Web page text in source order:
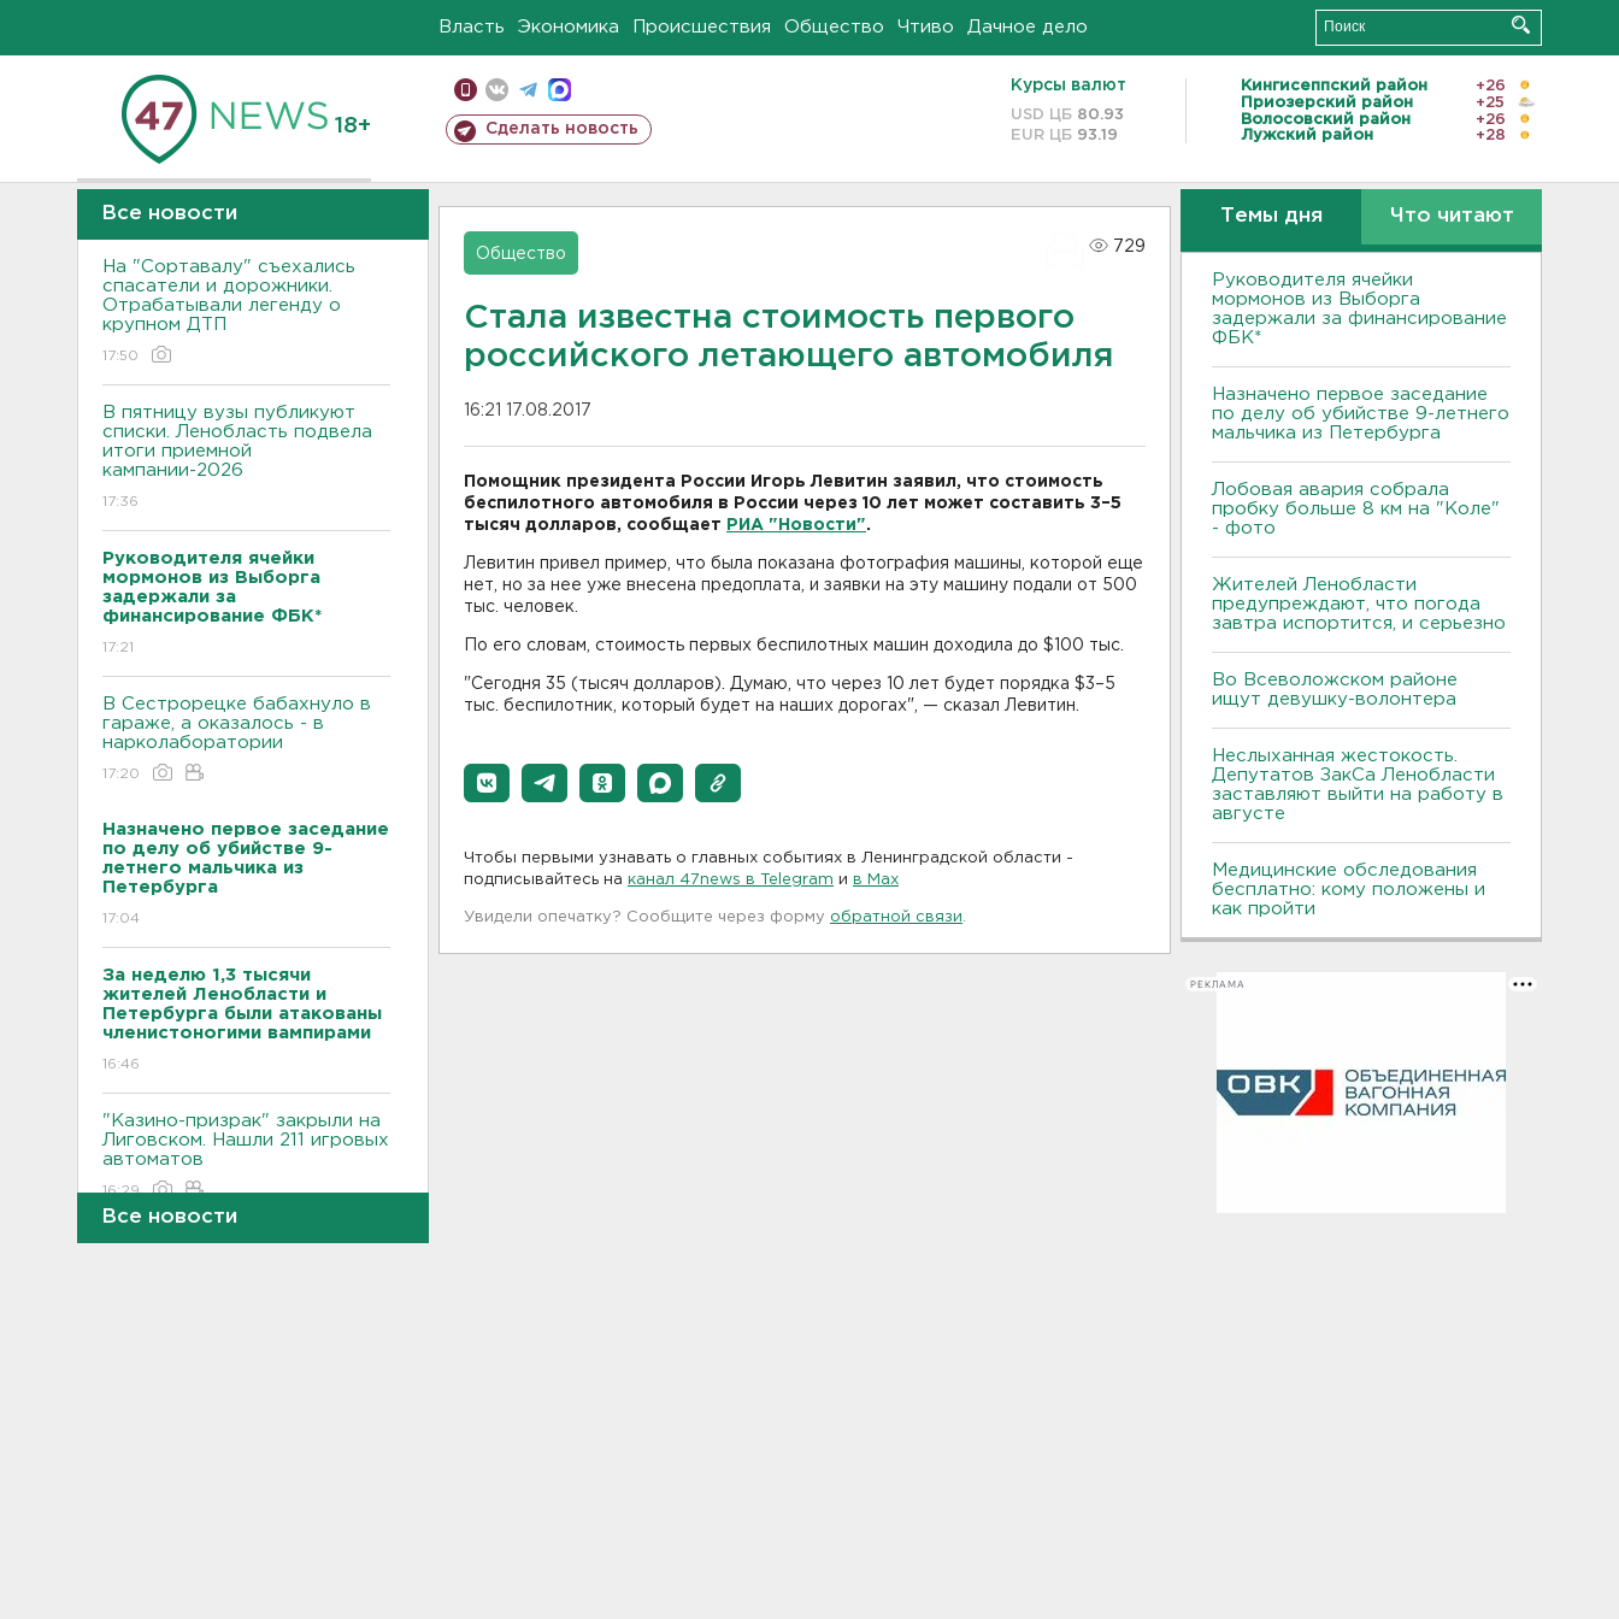
Власть Экономика Происшествия Общество Чтиво Дачное дело
18+ Сделать новость
Курсы валют
USD ЦБ 80.93
EUR ЦБ 93.19
Кингисеппский район
+26
Приозерский район
+25
Волосовский район
+26
Лужский район
+28
Все новости
На "Сортавалу" съехались
спасатели и дорожники.
Отрабатывали легенду о
крупном ДТП
17:50
В пятницу вузы публикуют
списки. Ленобласть подвела
итоги приемной
кампании-2026
17:36
Руководителя ячейки
мормонов из Выборга
задержали за
финансирование ФБК*
17:21
В Сестрорецке бабахнуло в
гараже, а оказалось - в
нарколаборатории
17:20
Назначено первое заседание
по делу об убийстве 9-
летнего мальчика из
Петербурга
17:04
За неделю 1,3 тысячи
жителей Ленобласти и
Петербурга были атакованы
членистоногими вампирами
16:46
"Казино-призрак" закрыли на
Лиговском. Нашли 211 игровых
автоматов
16:29
Бомбоубежища во
Все новости
Общество
729
Стала известна стоимость первого
российского летающего автомобиля
16:21 17.08.2017
Помощник президента России Игорь Левитин заявил, что стоимость
беспилотного автомобиля в России через 10 лет может составить 3–5
тысяч долларов, сообщает
РИА "Новости".
Левитин привел пример, что была показана фотография машины, которой еще
нет, но за нее уже внесена предоплата, и заявки на эту машину подали от 500
тыс. человек.
По его словам, стоимость первых беспилотных машин доходила до $100 тыс.
"Сегодня 35 (тысяч долларов). Думаю, что через 10 лет будет порядка $3–5
тыс. беспилотник, который будет на наших дорогах", — сказал Левитин.
Чтобы первыми узнавать о главных событиях в Ленинградской области -
подписывайтесь на канал 47news в Telegram и в Maх
Увидели опечатку? Сообщите через форму обратной связи
Темы дня Что читают
Руководителя ячейки
мормонов из Выборга
задержали за финансирование
ФБК*
Назначено первое заседание
по делу об убийстве 9-летнего
мальчика из Петербурга
Лобовая авария собрала
пробку больше 8 км на "Коле"
- фото
Жителей Ленобласти
предупреждают, что погода
завтра испортится, и серьезно
Во Всеволожском районе
ищут девушку-волонтера
Неслыханная жестокость.
Депутатов ЗакСа Ленобласти
заставляют выйти на работу в
августе
Медицинские обследования
бесплатно: кому положены и
как пройти
РЕКЛАМА